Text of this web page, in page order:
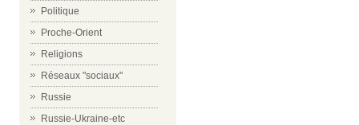
Politique
Proche-Orient
Religions
Réseaux "sociaux"
Russie
Russie-Ukraine-etc